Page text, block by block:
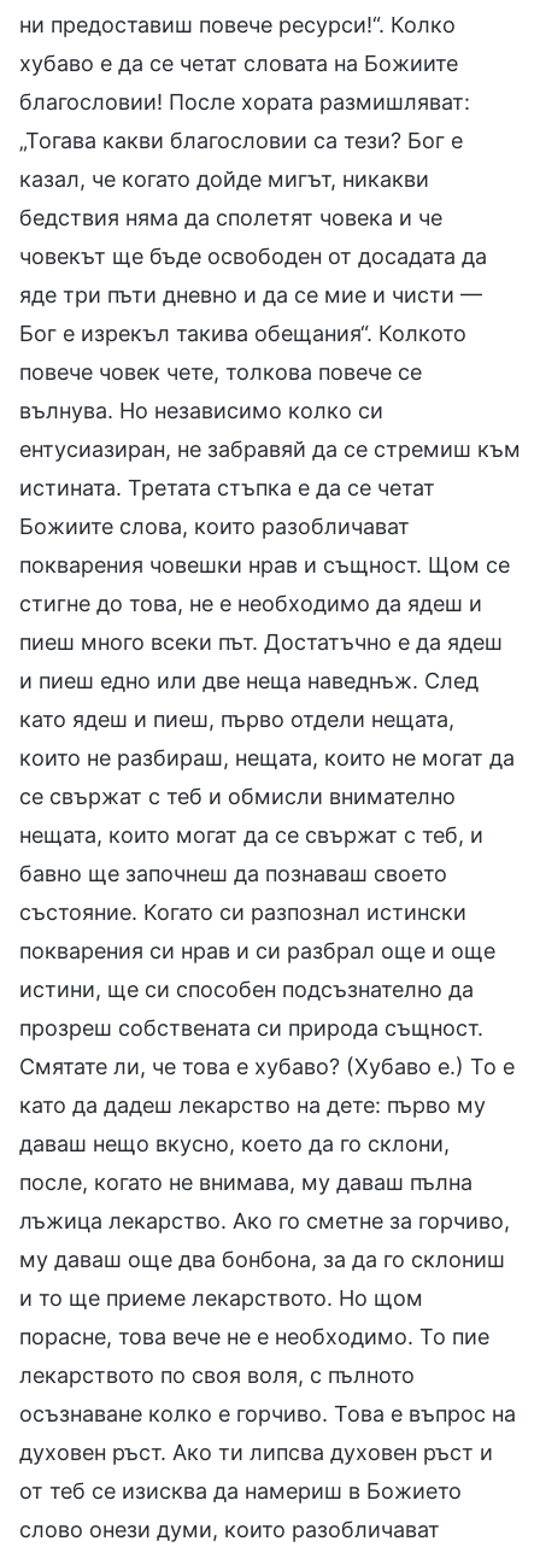
ни предоставиш повече ресурси!“. Колко
хубаво е да се четат словата на Божиите
благословии! После хората размишляват:
„Тогава какви благословии са тези? Бог е
казал, че когато дойде мигът, никакви
бедствия няма да сполетят човека и че
човекът ще бъде освободен от досадата да
яде три пъти дневно и да се мие и чисти —
Бог е изрекъл такива обещания“. Колкото
повече човек чете, толкова повече се
вълнува. Но независимо колко си
ентусиазиран, не забравяй да се стремиш към
истината. Третата стъпка е да се четат
Божиите слова, които разобличават
покварения човешки нрав и същност. Щом се
стигне до това, не е необходимо да ядеш и
пиеш много всеки път. Достатъчно е да ядеш
и пиеш едно или две неща наведнъж. След
като ядеш и пиеш, първо отдели нещата,
които не разбираш, нещата, които не могат да
се свържат с теб и обмисли внимателно
нещата, които могат да се свържат с теб, и
бавно ще започнеш да познаваш своето
състояние. Когато си разпознал истински
покварения си нрав и си разбрал още и още
истини, ще си способен подсъзнателно да
прозреш собствената си природа същност.
Смятате ли, че това е хубаво? (Хубаво е.) То е
като да дадеш лекарство на дете: първо му
даваш нещо вкусно, което да го склони,
после, когато не внимава, му даваш пълна
лъжица лекарство. Ако го сметне за горчиво,
му даваш още два бонбона, за да го склониш
и то ще приеме лекарството. Но щом
порасне, това вече не е необходимо. То пие
лекарството по своя воля, с пълното
осъзнаване колко е горчиво. Това е въпрос на
духовен ръст. Ако ти липсва духовен ръст и
от теб се изисква да намериш в Божието
слово онези думи, които разобличават